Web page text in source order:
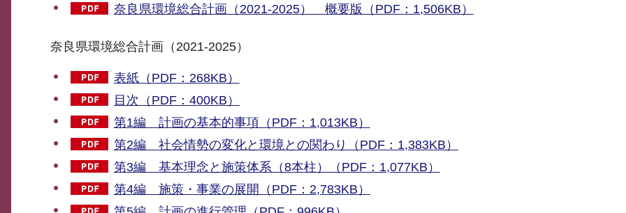
奈良県環境総合計画（2021-2025） 概要版（PDF：1,506KB）
奈良県環境総合計画（2021-2025）
表紙（PDF：268KB）
目次（PDF：400KB）
第1編 計画の基本的事項（PDF：1,013KB）
第2編 社会情勢の変化と環境との関わり（PDF：1,383KB）
第3編 基本理念と施策体系（8本柱）（PDF：1,077KB）
第4編 施策・事業の展開（PDF：2,783KB）